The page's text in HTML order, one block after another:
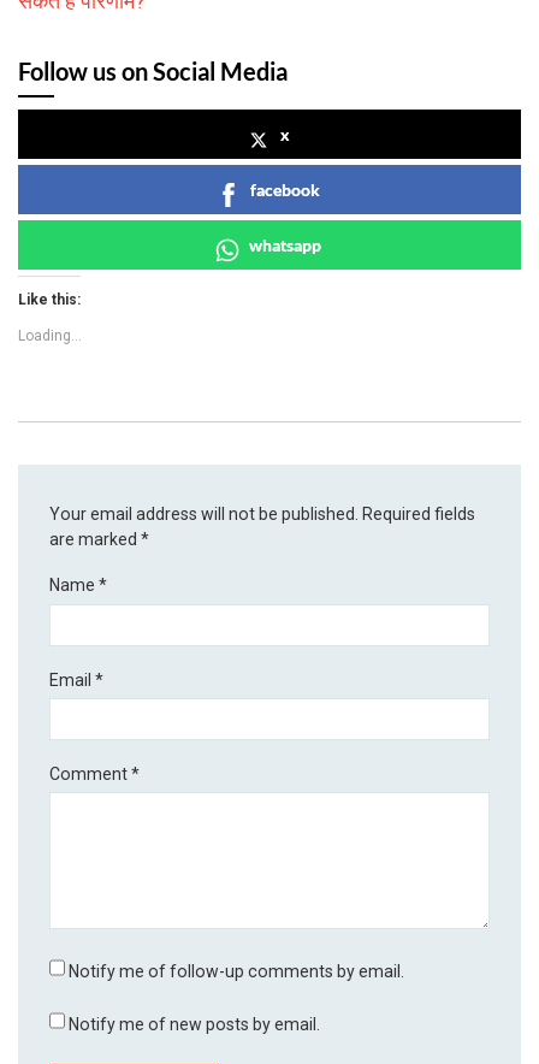
Follow us on Social Media
x
facebook
whatsapp
Like this:
Loading...
Your email address will not be published. Required fields
are marked*
Name*
Email*
Comment*
Notify me of follow-up comments by email.
Notify me of new posts by email.